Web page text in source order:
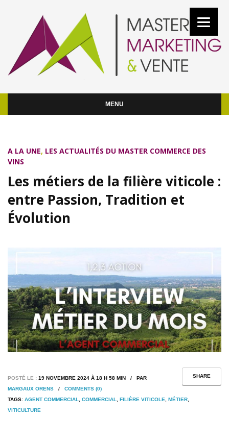
MENU
A LA UNE, LES ACTUALITÉS DU MASTER COMMERCE DES
VINS
Les métiers de la filière viticole :
entre Passion, Tradition et
Évolution
SHARE
POSTÉ LE : 19 NOVEMBRE 2024 À 18 H 58 MIN / PAR
MARGAUX ORENS / COMMENTS (0)
TAGS: AGENT COMMERCIAL COMMERCIAL FILIÈRE VITICOLE MÉTIER
VITICULTURE